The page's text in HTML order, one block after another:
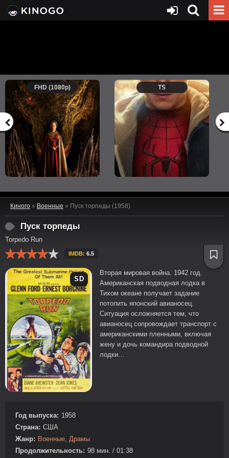
FHD (1080p) TS
Киного » Военные » Пуск торпеды (1958)
Пуск торпеды
Torpedo Run
IMDB: 6.5
SD
Вторая мировая война. 1942 год.
Американская подводная лодка в
Тихом океане получает задание
потопить японский авианосец.
Ситуация осложняется тем, что
авианосец сопровождает транспорт с
американскими пленными, включая
жену и дочь командира подводной
лодки…
Год выпуска: 1958
Страна: США
Жанр: Военные Драмы
Продолжительность: 98 мин. / 01:38